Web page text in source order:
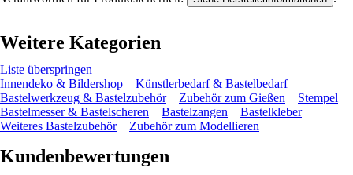
Weitere Kategorien
Liste überspringen
Innendeko & Bildershop
Künstlerbedarf & Bastelbedarf
Bastelwerkzeug & Bastelzubehör
Zubehör zum Gießen
Stempel
Bastelmesser & Bastelscheren
Bastelzangen
Bastelkleber
Weiteres Bastelzubehör
Zubehör zum Modellieren
Kundenbewertungen